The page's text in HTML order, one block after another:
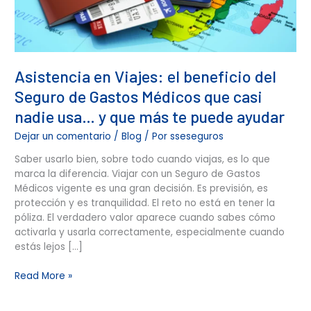
Asistencia en Viajes: el beneficio del
Seguro de Gastos Médicos que casi
nadie usa… y que más te puede ayudar
Dejar un comentario /Blog / Porsseseguros
Saber usarlo bien, sobre todo cuando viajas, es lo que
marca la diferencia. Viajar con un Seguro de Gastos
Médicos vigente es una gran decisión. Es previsión, es
protección y es tranquilidad. El reto no está en tener la
póliza. El verdadero valor aparece cuando sabes cómo
activarla y usarla correctamente, especialmente cuando
estás lejos […]
casi
nadie
usa…
y
más
te
puede
ayudar
Read More »